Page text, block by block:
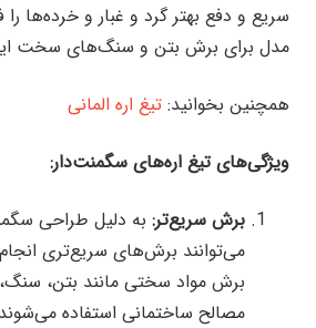
سریع و دفع بهتر گرد و غبار و خرده‌ها
مدل برای برش بتن و سنگ‌های سخت
همچنین بخوانید: تیغ اره المانی
ویژگی‌های تیغ اره‌های سگمنت‌دار:
برش سریع‌تر: به دلیل طراحی
می‌توانند برش‌های سریع‌تری
برش مواد سختی مانند بتن،
مصالح ساختمانی استفاده